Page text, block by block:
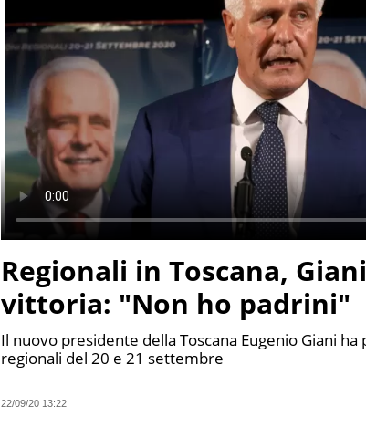
RITIRO
PRODOTTI
ALIMENTARI
METEO
TERREMOTI
E VULCANI
STORIE
Regionali in Toscana,
vittoria: "Non ho padrini"
Il nuovo presidente della Toscana Eugenio Giani
regionali del 20 e 21 settembre
22/09/20 13:22